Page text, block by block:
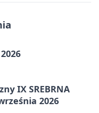
IX SREBRNA
2026